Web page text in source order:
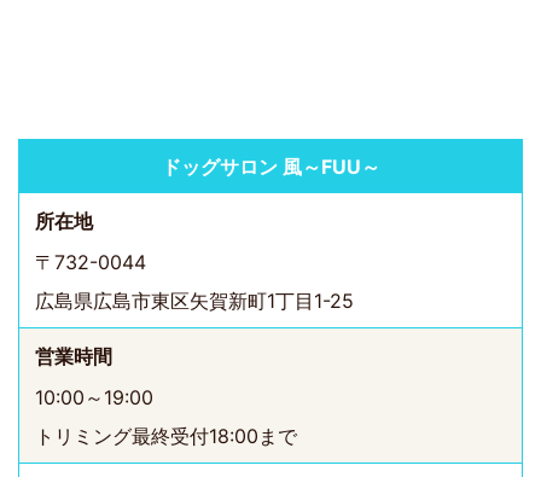
ドッグサロン 風～FUU～
所在地
〒732-0044
広島県広島市東区矢賀新町1丁目1-25
営業時間
10:00～19:00
トリミング最終受付18:00まで